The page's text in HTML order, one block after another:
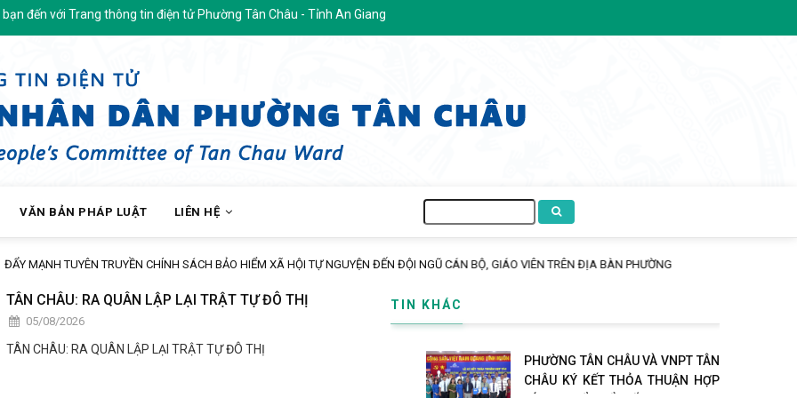
Trang thông tin điện tử Phường Tân Châu - Tỉnh An Giang
VĂN BẢN PHÁP LUẬT LIÊN HỆ
kiếm
BẢO HIỂM XÃ HỘI TỰ NGUYỆN ĐẾN ĐỘI NGŨ CÁN BỘ, GIÁO VIÊN TRÊN ĐỊA BÀN PHƯỜNG
TÂN CHÂU: RA QUÂN LẬP LẠI TRẬT TỰ ĐÔ THỊ
05/08/2026
TÂN CHÂU: RA QUÂN LẬP LẠI TRẬT TỰ ĐÔ THỊ
TIN KHÁC
PHƯỜNG TÂN CHÂU VÀ VNPT TÂN
CHÂU KÝ KẾT THỎA THUẬN HỢP